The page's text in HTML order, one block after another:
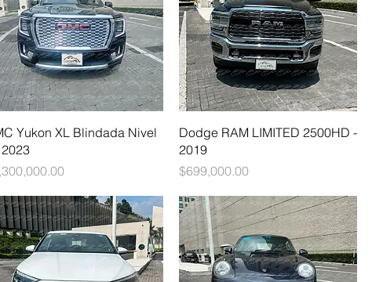
Vista rápida
Yukon XL Blindada Nivel
Vista rápida
Dodge RAM LIMITED 2500HD -
2019
Precio
$699,000.00